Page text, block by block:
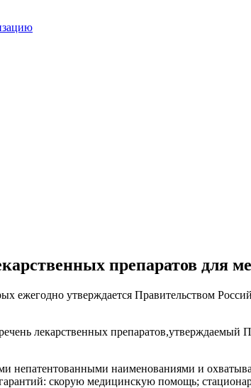
препаратов для
утверждается Правительством
лекарственных препаратов,утверждаемый
наименованиями и
скорую медицинскую помощь;